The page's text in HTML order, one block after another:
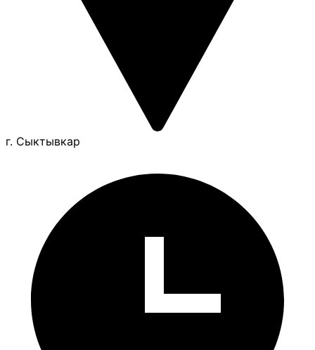
г. Сыктывкар